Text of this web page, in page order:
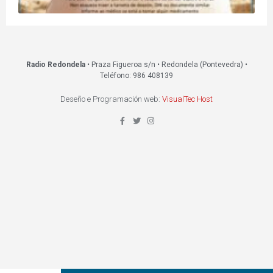
Radio Redondela• Praza Figueroa s/n • Redondela (Pontevedra) •
Teléfono: 986 408139
Deseño e Programación web: VisualTec Host